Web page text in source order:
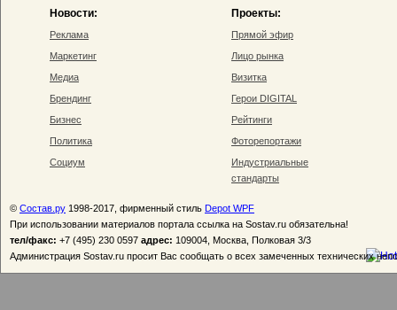
Новости:
Реклама
Маркетинг
Медиа
Брендинг
Бизнес
Политика
Социум
Проекты:
Прямой эфир
Лицо рынка
Визитка
Герои DIGITAL
Рейтинги
Фоторепортажи
Индустриальные
стандарты
© Состав.ру 1998-2017, фирменный стиль Depot WPF
При использовании материалов портала ссылка на Sostav.ru обязательна!
тел/факс: +7 (495) 230 0597 адрес: 109004, Москва, Полковая 3/3
Администрация Sostav.ru просит Вас сообщать о всех замеченных технических